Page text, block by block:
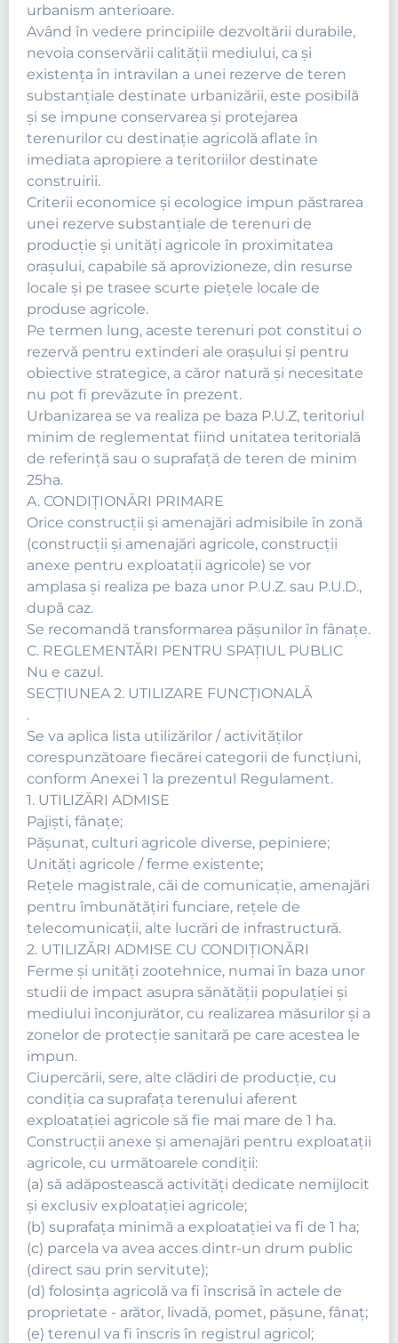
urbanism anterioare.
Având în vedere principiile dezvoltării durabile,
nevoia conservării calităţii mediului, ca şi
existenţa în intravilan a unei rezerve de teren
substanţiale destinate urbanizării, este posibilă
şi se impune conservarea şi protejarea
terenurilor cu destinaţie agricolă aflate în
imediata apropiere a teritoriilor destinate
construirii.
Criterii economice şi ecologice impun păstrarea
unei rezerve substanţiale de terenuri de
producţie şi unităţi agricole în proximitatea
oraşului, capabile să aprovizioneze, din resurse
locale şi pe trasee scurte pieţele locale de
produse agricole.
Pe termen lung, aceste terenuri pot constitui o
rezervă pentru extinderi ale oraşului şi pentru
obiective strategice, a căror natură şi necesitate
nu pot fi prevăzute în prezent.
Urbanizarea se va realiza pe baza P.U.Z, teritoriul
minim de reglementat fiind unitatea teritorială
de referință sau o suprafață de teren de minim
25ha.
A. CONDIŢIONĂRI PRIMARE
Orice construcţii şi amenajări admisibile în zonă
(construcţii şi amenajări agricole, construcţii
anexe pentru exploataţii agricole) se vor
amplasa şi realiza pe baza unor P.U.Z. sau P.U.D.,
după caz.
Se recomandă transformarea păşunilor în fânaţe.
C. REGLEMENTĂRI PENTRU SPAȚIUL PUBLIC
Nu e cazul.
SECŢIUNEA 2. UTILIZARE FUNCŢIONALĂ
.
Se va aplica lista utilizărilor / activităţilor
corespunzătoare fiecărei categorii de funcţiuni,
conform Anexei 1 la prezentul Regulament.
1. UTILIZĂRI ADMISE
Pajişti, fânaţe;
Păşunat, culturi agricole diverse, pepiniere;
Unităţi agricole / ferme existente;
Reţele magistrale, căi de comunicaţie, amenajări
pentru îmbunătăţiri funciare, reţele de
telecomunicaţii, alte lucrări de infrastructură.
2. UTILIZĂRI ADMISE CU CONDIŢIONĂRI
Ferme şi unităţi zootehnice, numai în baza unor
studii de impact asupra sănătăţii populaţiei şi
mediului înconjurător, cu realizarea măsurilor şi a
zonelor de protecţie sanitară pe care acestea le
impun.
Ciupercării, sere, alte clădiri de producţie, cu
condiţia ca suprafaţa terenului aferent
exploataţiei agricole să fie mai mare de 1 ha.
Construcţii anexe şi amenajări pentru exploataţii
agricole, cu următoarele condiţii:
(a) să adăpostească activităţi dedicate nemijlocit
şi exclusiv exploataţiei agricole;
(b) suprafaţa minimă a exploataţiei va fi de 1 ha;
(c) parcela va avea acces dintr-un drum public
(direct sau prin servitute);
(d) folosinţa agricolă va fi înscrisă în actele de
proprietate - arător, livadă, pomet, păşune, fânaţ;
(e) terenul va fi înscris în registrul agricol;